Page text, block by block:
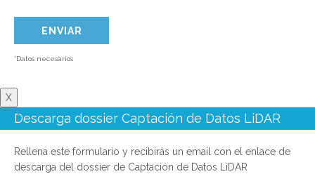
*Datos necesarios
X
Descarga dossier Captación de Datos LiDAR
Rellena este formulario y recibirás un email con el enlace de
descarga del dossier de Captación de Datos LiDAR